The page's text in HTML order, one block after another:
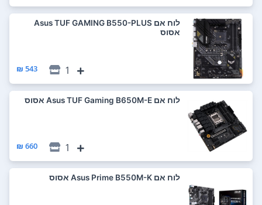
לוח אם Asus TUF GAMING B550-PLUS
אסוס
1
543 ₪
לוח אם Asus TUF Gaming B650M-E אסוס
1
660 ₪
לוח אם Asus Prime B550M-K אסוס